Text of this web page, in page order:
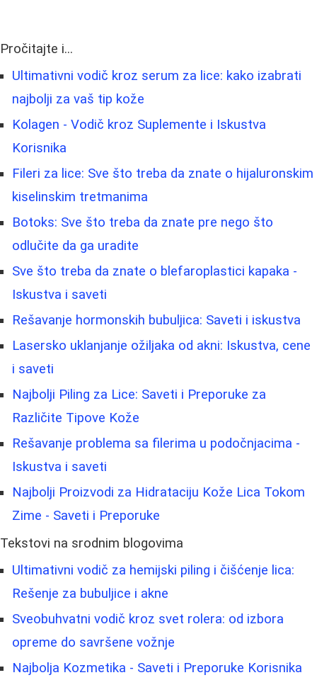
Pročitajte i...
Ultimativni vodič kroz serum za lice: kako izabrati
najbolji za vaš tip kože
Kolagen - Vodič kroz Suplemente i Iskustva
Korisnika
Fileri za lice: Sve što treba da znate o hijaluronskim
kiselinskim tretmanima
Botoks: Sve što treba da znate pre nego što
odlučite da ga uradite
Sve što treba da znate o blefaroplastici kapaka -
Iskustva i saveti
Rešavanje hormonskih bubuljica: Saveti i iskustva
Lasersko uklanjanje ožiljaka od akni: Iskustva, cene
i saveti
Najbolji Piling za Lice: Saveti i Preporuke za
Različite Tipove Kože
Rešavanje problema sa filerima u podočnjacima -
Iskustva i saveti
Najbolji Proizvodi za Hidrataciju Kože Lica Tokom
Zime - Saveti i Preporuke
Tekstovi na srodnim blogovima
Ultimativni vodič za hemijski piling i čišćenje lica:
Rešenje za bubuljice i akne
Sveobuhvatni vodič kroz svet rolera: od izbora
opreme do savršene vožnje
Najbolja Kozmetika - Saveti i Preporuke Korisnika